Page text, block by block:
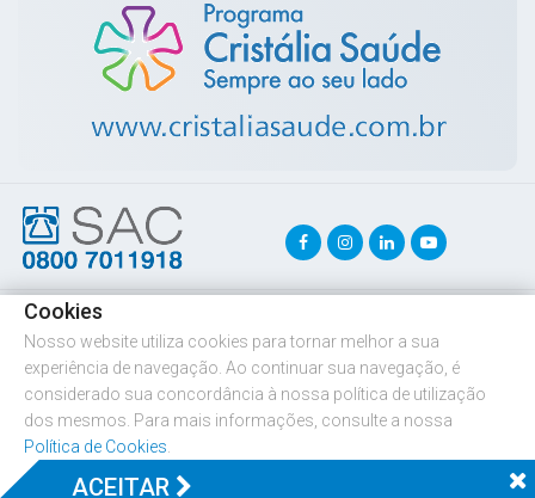
Copyright © 2026 Cristália. Todos os direitos reservados.
Cookies
Nosso website utiliza cookies para tornar melhor a sua
experiência de navegação. Ao continuar sua navegação, é
considerado sua concordância à nossa política de utilização
dos mesmos. Para mais informações, consulte a nossa
Política de Cookies
ACEITAR